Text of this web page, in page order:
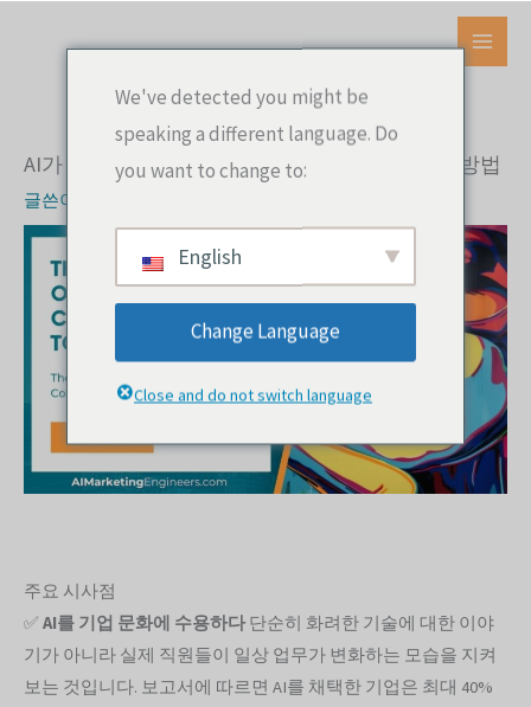
메
메
AI가 기업 문화에 미치는 영향과 이를 관리하는 방법
글쓴이
주요 시사점
✅ AI를 기업 문화에 수용하다 단순히 화려한 기술에 대한 이야
기가 아니라 실제 직원들이 일상 업무가 변화하는 모습을 지켜
보는 것입니다. 보고서에 따르면 AI를 채택한 기업은 최대 40%
We've detected you might be
speaking a different language. Do
you want to change to:
English
Change Language
Close and do not switch language